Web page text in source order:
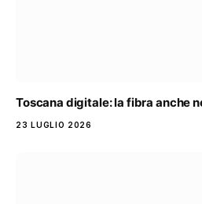
Toscana digitale: la fibra anche
23 LUGLIO 2026